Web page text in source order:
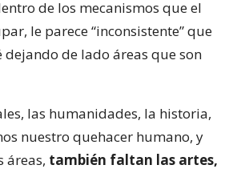
de los mecanismos que el
le parece “inconsistente” que
dejando de lado áreas que son
las humanidades, la historia,
nuestro quehacer humano, y
áreas, también faltan las artes,